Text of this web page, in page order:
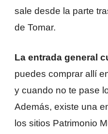
sale desde la parte
de Tomar.
La entrada general
puedes comprar allí
y cuando no te pase
Además, existe una
los sitios Patrimonio